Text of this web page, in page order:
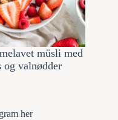
müsli med
og valnødder
her